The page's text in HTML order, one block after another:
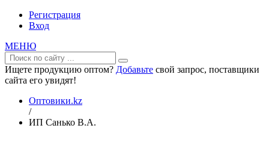
Регистрация
Вход
МЕНЮ
Ищете продукцию оптом? Добавьте свой запрос, поставщики
сайта его увидят!
Оптовики.kz
/
ИП Санько В.А.